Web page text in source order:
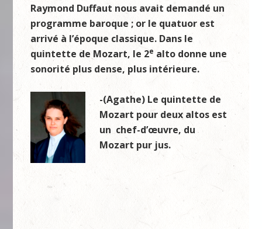
Raymond Duffaut nous avait demandé un
programme baroque ; or le quatuor est
arrivé à l’époque classique. Dans le
quintette de Mozart, le 2e alto donne une
sonorité plus dense, plus intérieure.
-(Agathe) Le quintette de
Mozart pour deux altos est
un chef-d’œuvre, du
Mozart pur jus.